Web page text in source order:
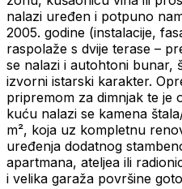
nalazi uređen i potpuno
2005. godine (instalacije,
raspolaže s dvije terase –
se nalazi i autohtoni bunar,
izvorni istarski karakter.
pripremom za dimnjak te je
kuću nalazi se kamena
m², koja uz kompletnu
uređenja dodatnog
apartmana, ateljea ili
i velika garaža površine